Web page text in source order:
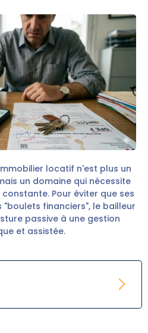
locatif n'est plus un
un domaine qui nécessite
Pour éviter que ses
financiers", le bailleur
passive à une gestion
et assistée.